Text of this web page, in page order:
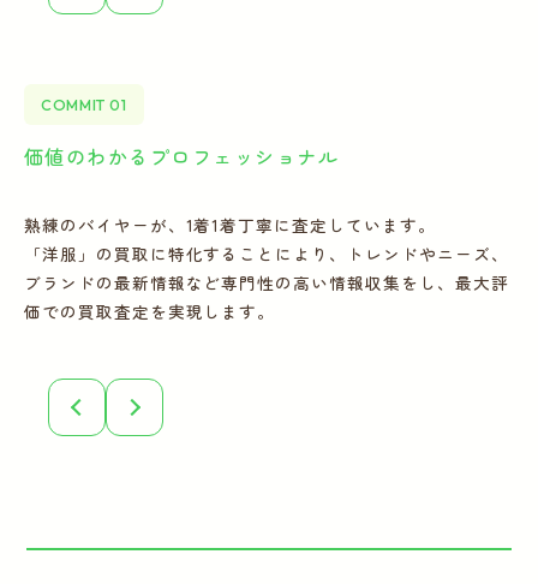
COMMIT 01
価値のわかるプロフェッショナル
熟練のバイヤーが、1着1着丁寧に査定しています。
「洋服」の買取に特化することにより、トレンドやニーズ、
ブランドの最新情報など専門性の高い情報収集をし、最大評
価での買取査定を実現します。